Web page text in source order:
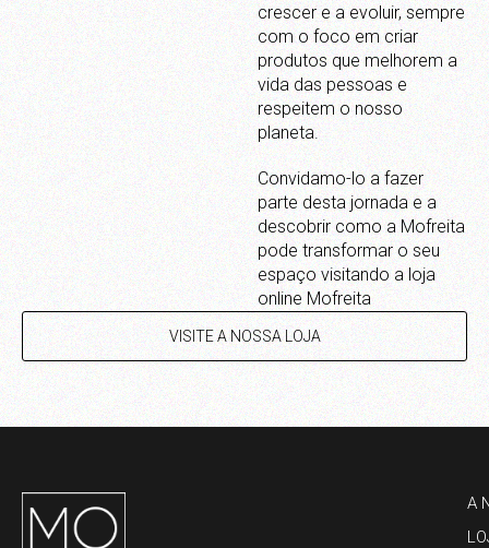
crescer e a evoluir, sempre
com o foco em criar
produtos que melhorem a
vida das pessoas e
respeitem o nosso
planeta.
Convidamo-lo a fazer
parte desta jornada e a
descobrir como a Mofreita
pode transformar o seu
espaço visitando a loja
online Mofreita
VISITE A NOSSA LOJA
A